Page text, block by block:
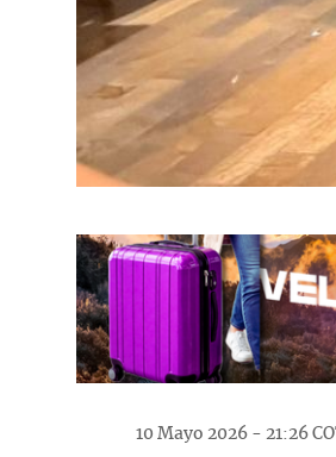
10 Mayo 2026 - 21:26